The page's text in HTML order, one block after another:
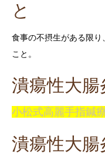
と
食事の不摂生がある限
こと。
潰瘍性大
小松式高麗手指鍼
潰瘍性大